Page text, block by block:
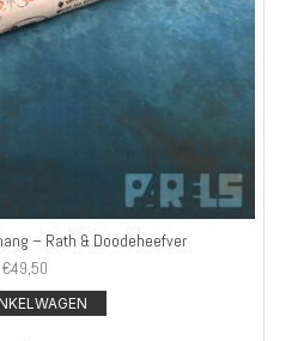
– Rath & Doodeheefver
€49,50